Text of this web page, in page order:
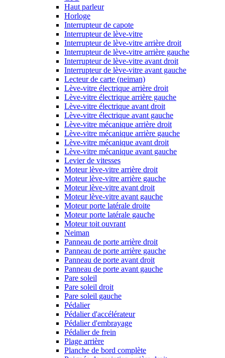
Haut parleur
Horloge
Interrupteur de capote
Interrupteur de lève-vitre
Interrupteur de lève-vitre arrière droit
Interrupteur de lève-vitre arrière gauche
Interrupteur de lève-vitre avant droit
Interrupteur de lève-vitre avant gauche
Lecteur de carte (neiman)
Lève-vitre électrique arrière droit
Lève-vitre électrique arrière gauche
Lève-vitre électrique avant droit
Lève-vitre électrique avant gauche
Lève-vitre mécanique arrière droit
Lève-vitre mécanique arrière gauche
Lève-vitre mécanique avant droit
Lève-vitre mécanique avant gauche
Levier de vitesses
Moteur lève-vitre arrière droit
Moteur lève-vitre arrière gauche
Moteur lève-vitre avant droit
Moteur lève-vitre avant gauche
Moteur porte latérale droite
Moteur porte latérale gauche
Moteur toit ouvrant
Neiman
Panneau de porte arrière droit
Panneau de porte arrière gauche
Panneau de porte avant droit
Panneau de porte avant gauche
Pare soleil
Pare soleil droit
Pare soleil gauche
Pédalier
Pédalier d'accélérateur
Pédalier d'embrayage
Pédalier de frein
Plage arrière
Planche de bord complète